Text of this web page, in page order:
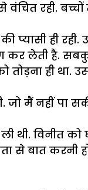
रही.
ही
कर लेती है.
तोड़ना ही
नहीं पा
विनीत
से बात करनी